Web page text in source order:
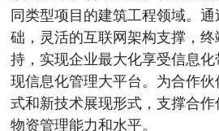
同类型项目的建筑工程领域。
础，灵活的互联网架构支撑，
持，实现企业最大化享受信息
现信息化管理大平台。为合作
式和新技术展现形式，支撑合
物资管理能力和水平。